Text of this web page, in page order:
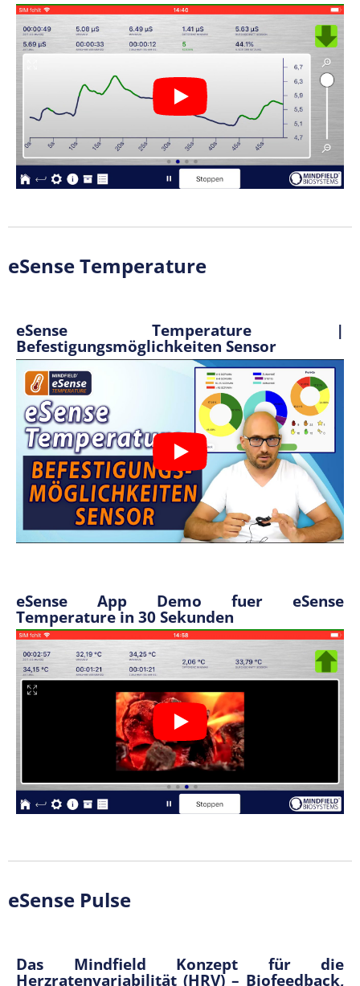
eSense Temperature
eSense Temperature |
Befestigungsmöglichkeiten Sensor
eSense App Demo fuer eSense
Temperature in 30 Sekunden
eSense Pulse
Das Mindfield Konzept für die
Herzratenvariabilität (HRV) – Biofeedback,